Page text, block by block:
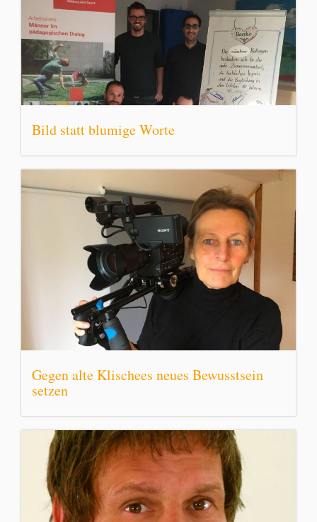
Bild statt blumige Worte
Gegen alte Klischees neues Bewusstsein
setzen